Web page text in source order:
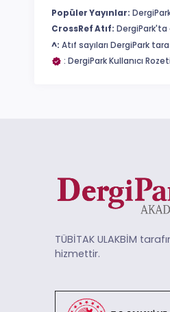
Popüler Yayınlar:
CrossRef Atıf: DergiPark'ta
^: Atıf sayıları DergiPark
: DergiPark Kullanıcı
TÜBİTAK ULAKBİM
hizmettir.